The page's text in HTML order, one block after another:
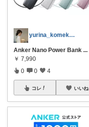
yurina_komeko_recipe
Anker Nano Power Bank ...
￥ 7,990
0 0 4
コレ いいね